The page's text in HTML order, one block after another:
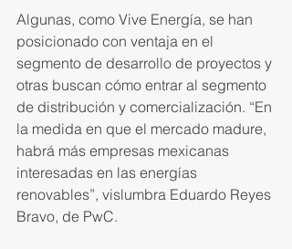
Algunas, como Vive Energía, se han
posicionado con ventaja en el
segmento de desarrollo de pro­yectos y
otras buscan cómo entrar al segmento
de distribución y comercialización. “En
la medida en que el mercado madure,
habrá más empresas mexicanas
interesadas en las energías
renovables”, vislumbra Eduardo Reyes
Bravo, de PwC.